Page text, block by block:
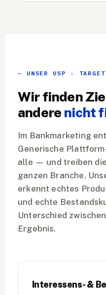
UNSER USP ·
Wir finden
andere nicht
Im Bankmarketing
Generische
alle — und treiben
ganzen Branche.
erkennt echtes
und echte
Unterschied
Ergebnis.
Interessens- &